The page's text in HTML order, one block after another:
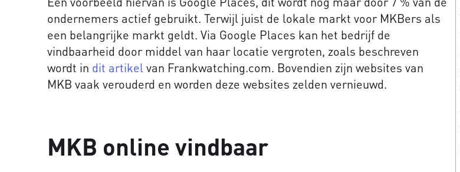
ondernemers actief gebruikt. Terwijl juist de lokale markt voor MKBers als
een belangrijke markt geldt. Via Google Places kan het bedrijf de
vindbaarheid door middel van haar locatie vergroten, zoals beschreven
wordt in dit artikel van Frankwatching.com. Bovendien zijn websites van
MKB vaak verouderd en worden deze websites zelden vernieuwd.
MKB online vindbaar